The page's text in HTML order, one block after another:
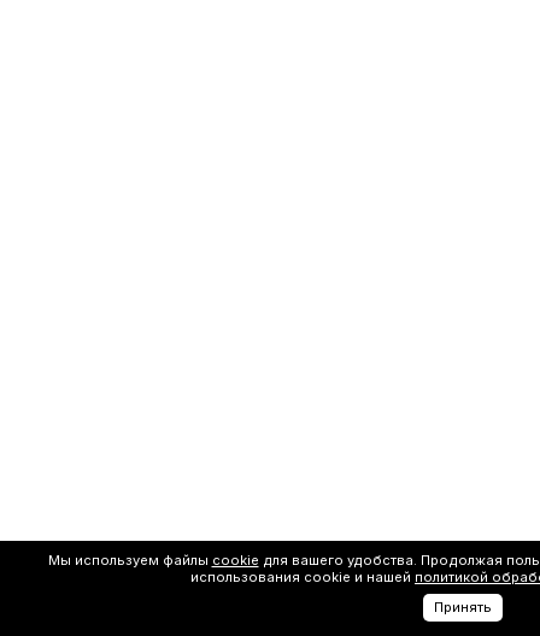
Мы используем файлы cookie для вашего удобства. Продолжая
использования cookie и нашей политикой
Принять